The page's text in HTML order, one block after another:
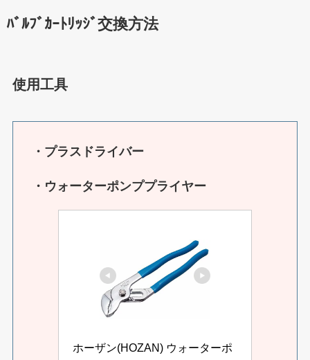
ﾊﾞﾙﾌﾞｶｰﾄﾘｯｼﾞ交換方法
使用工具
・プラスドライバー
・ウォーターポンププライヤー
ホーザン(HOZAN) ウォーターポ